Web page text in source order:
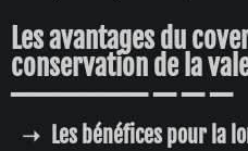
Les avantages du
conservation de la
Les bénéfices pour la